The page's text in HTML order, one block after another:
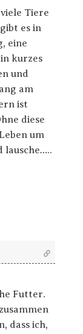
Tiere
es in
eine
kurzes
und
am
ist
diese
um
lausche…..
Futter.
dass ich,